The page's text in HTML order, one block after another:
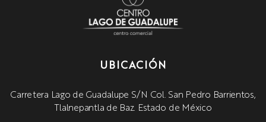
UBICACIÓN
Carretera Lago de Guadalupe S/N Col. San Pedro Barrientos,
Tlalnepantla de Baz. Estado de México